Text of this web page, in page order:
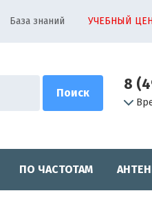
База знаний УЧЕБНЫЙ
8
ПО ЧАСТОТАМ